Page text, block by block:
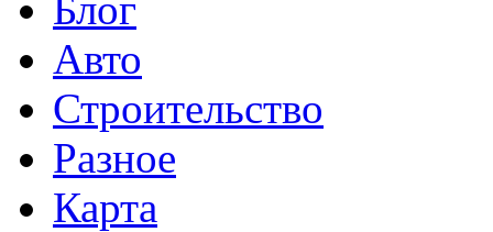
Авто
Строительство
Разное
Карта